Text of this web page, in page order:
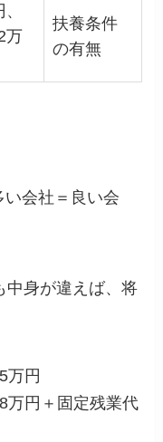
万
扶養条件
の有無
会社＝良い会
中身が違えば、将
万円
万円＋固定残業代